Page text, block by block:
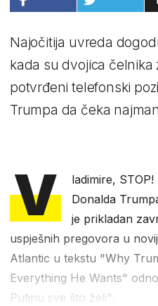
Najočitija uvreda
kada su dvojica čelnika
potvrđeni telefonski
Trumpa da čeka
V
ladimire,
Donalda
je prikladan
uspješnih pregovora u
Atlantic u tekstu "Why
Everything He Wants"
Putinu sve što želi".